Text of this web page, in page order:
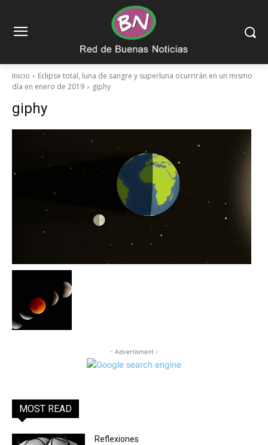
Inicio
Eclipse total, luna de sangre y superluna ocurrirán en un mismo
día en enero de 2019
giphy
giphy
- Advertisment -
MOST READ
Reflexiones